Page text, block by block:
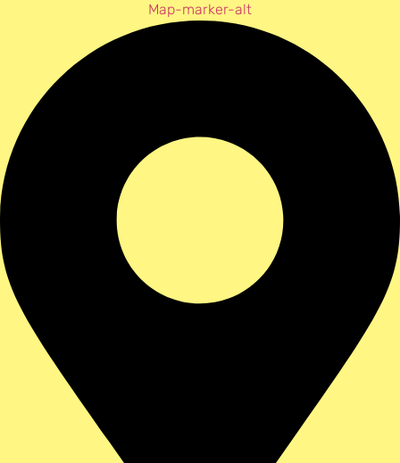
Map-marker-alt